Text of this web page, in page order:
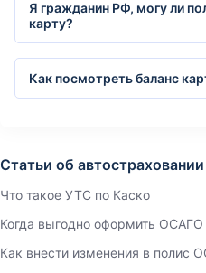
Я гражданин РФ, могу ли
карту?
Как посмотреть баланс
Статьи об автостраховании
Что такое УТС по Каско
Когда выгодно оформить ОСАГО
Как внести изменения в полис